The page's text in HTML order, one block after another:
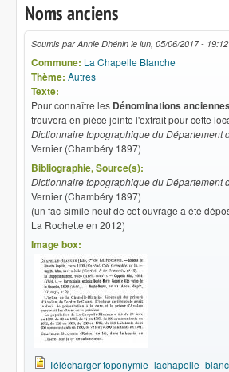
Noms anciens
Soumis parAnnie Dhénin le lun, 05/06/2017 - 19:12
Commune: La Chapelle Blanche
Thème: Autres
Texte:
Pour connaître les Dénominations anciennes
trouvera en pièce jointe l'extrait pour cette
Dictionnaire topographique du Département
Vernier (Chambéry 1897)
Bibliographie, Source(s):
Dictionnaire topographique du Département
Vernier (Chambéry 1897)
(un fac-simile neuf de cet ouvrage a été
La Rochette en 2012)
Image box:
Télécharger